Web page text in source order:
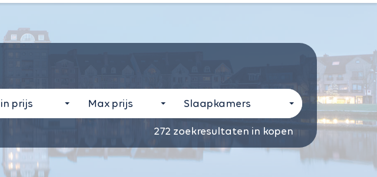
prijs Max prijs Slaapkamers
272 zoekresultaten in kopen